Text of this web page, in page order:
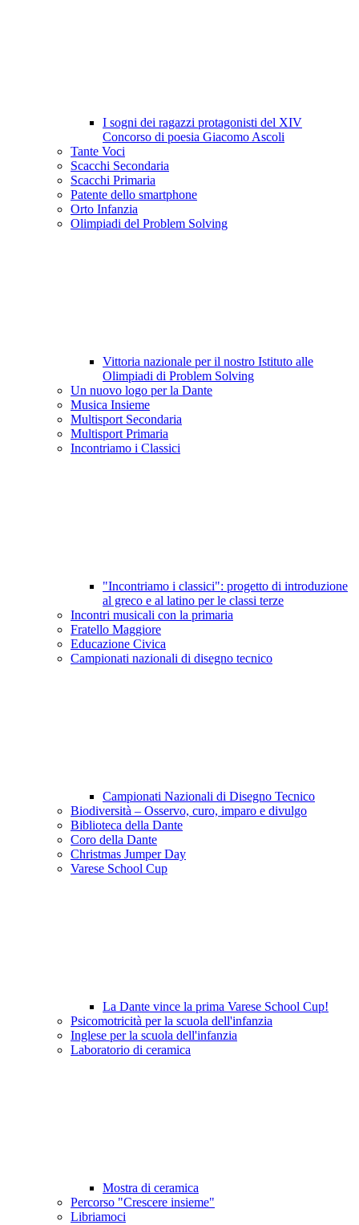
I sogni dei ragazzi protagonisti del XIV
Concorso di poesia Giacomo Ascoli
Tante Voci
Scacchi Secondaria
Scacchi Primaria
Patente dello smartphone
Orto Infanzia
Olimpiadi del Problem Solving
Vittoria nazionale per il nostro Istituto alle
Olimpiadi di Problem Solving
Un nuovo logo per la Dante
Musica Insieme
Multisport Secondaria
Multisport Primaria
Incontriamo i Classici
"Incontriamo i classici": progetto di introduzione
al greco e al latino per le classi terze
Incontri musicali con la primaria
Fratello Maggiore
Educazione Civica
Campionati nazionali di disegno tecnico
Campionati Nazionali di Disegno Tecnico
Biodiversità – Osservo, curo, imparo e divulgo
Biblioteca della Dante
Coro della Dante
Christmas Jumper Day
Varese School Cup
La Dante vince la prima Varese School Cup!
Psicomotricità per la scuola dell'infanzia
Inglese per la scuola dell'infanzia
Laboratorio di ceramica
Mostra di ceramica
Percorso "Crescere insieme"
Libriamoci